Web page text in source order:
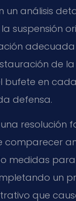
un análisis
suspensión
de
bufete en
defensa.
medidas
un
que